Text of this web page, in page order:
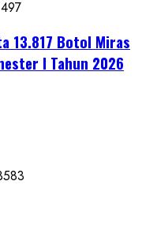
13.817 Botol Miras
I Tahun 2026